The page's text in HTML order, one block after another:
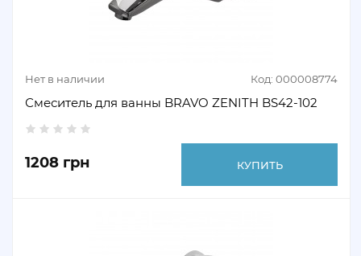
Нет в наличии Код: 000008774
Смеситель для ванны BRAVO ZENITH BS42-102
1208 грн КУПИТЬ